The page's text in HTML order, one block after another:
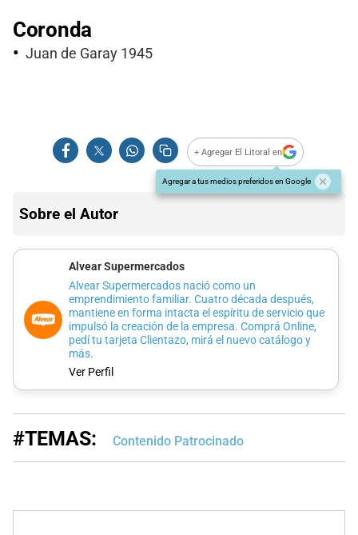
Coronda
Juan de Garay 1945
+ Agregar El Litoral en
Agregar a tus medios preferidos en Google
Sobre el Autor
Alvear Supermercados
Alvear Supermercados nació como un
emprendimiento familiar. Cuatro década después,
mantiene en forma intacta el espíritu de servicio que
impulsó la creación de la empresa. Comprá Online,
pedí tu tarjeta Clientazo, mirá el nuevo catálogo y
más.
Ver Perfil
#TEMAS: Contenido Patrocinado